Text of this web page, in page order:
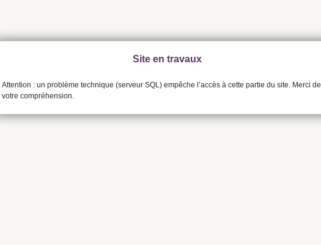
Site en travaux
Attention : un problème technique (serveur SQL) empêche l’accès à cette partie du site. Merci de
votre compréhension.